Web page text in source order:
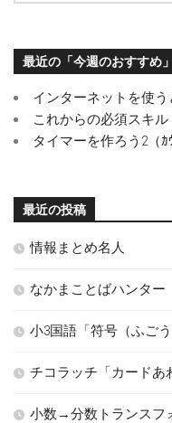
最近の「今週のおすすめ
インターネットを使う
これからの必須スキル
タイマーを作ろう2（ｶ
最近の投稿
情報まとめ名人
なかまことばハンター
小3国語「符号（ふご
チコラッチ「カードあ
小数→分数トランスフ